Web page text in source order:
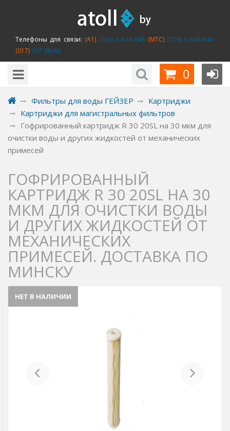
Телефоны для связи: (A1)(029) 6-648-648 (MTC)(029) 5-648-648
(017)397-98-66
0
Фильтры для воды ГЕЙЗЕР
Картриджи
Картриджи для магистральных фильтров
Гофрированный картридж R 30 20SL на 30 мкм для
очистки воды и других жидкостей от механических
примесей
ГОФРИРОВАННЫЙ
КАРТРИДЖ R 30 20SL НА 30
МКМ ДЛЯ ОЧИСТКИ ВОДЫ
И ДРУГИХ ЖИДКОСТЕЙ ОТ
МЕХАНИЧЕСКИХ
ПРИМЕСЕЙ. ДОСТАВКА ПО
МИНСКУ
НЕТ В НАЛИЧИИ